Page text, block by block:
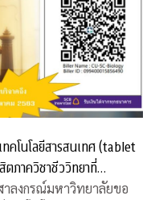
โนโลยีสารสนเทศ (tablet
ภาควิชาชีววิทยาที่
ลงกรณ์มหาวิทยาลัยขอ